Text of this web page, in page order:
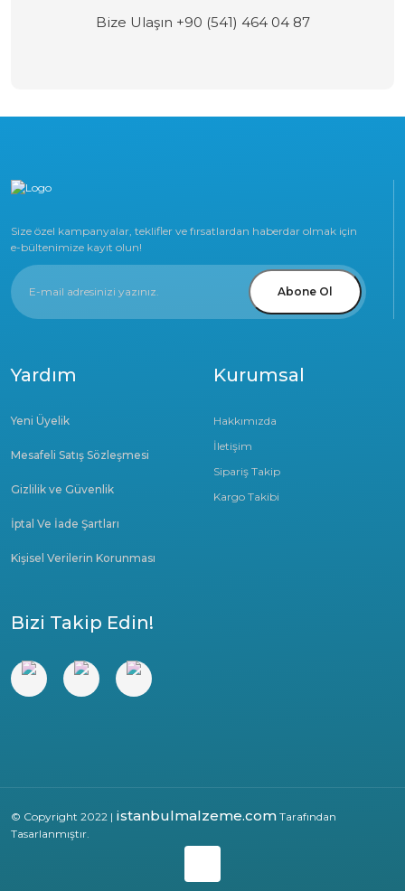
Bize Ulaşın +90 (541) 464 04 87
Size özel kampanyalar, teklifler ve fırsatlardan haberdar olmak için
e-bültenimize kayıt olun!
Abone Ol
Kurumsal
Hakkımızda
İletişim
Sipariş Takip
Kargo Takibi
Yardım
Yeni Üyelik
Mesafeli Satış Sözleşmesi
Gizlilik ve Güvenlik
İptal Ve İade Şartları
Kişisel Verilerin Korunması
Bizi Takip Edin!
© Copyright 2022 | istanbulmalzeme.com Tarafından
Tasarlanmıştır.